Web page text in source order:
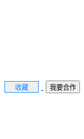
收藏 我要合作